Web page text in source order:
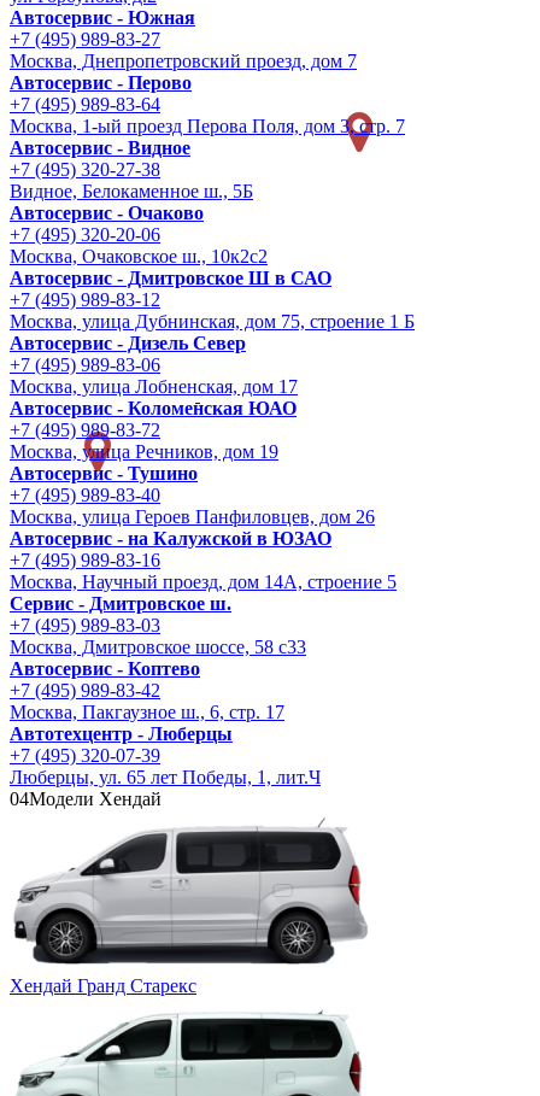
Автосервис - Южная
+7 (495) 989-83-27
Москва, Днепропетровский проезд, дом 7
Автосервис - Перово
+7 (495) 989-83-64
Москва, 1-ый проезд Перова Поля, дом 3, стр. 7
Автосервис - Видное
+7 (495) 320-27-38
Видное, Белокаменное ш., 5Б
Автосервис - Очаково
+7 (495) 320-20-06
Москва, Очаковское ш., 10к2с2
Автосервис - Дмитровское Ш в САО
+7 (495) 989-83-12
Москва, улица Дубнинская, дом 75, строение 1 Б
Автосервис - Дизель Север
+7 (495) 989-83-06
Москва, улица Лобненская, дом 17
Автосервис - Коломенская ЮАО
+7 (495) 989-83-72
Москва, улица Речников, дом 19
Автосервис - Тушино
+7 (495) 989-83-40
Москва, улица Героев Панфиловцев, дом 26
Автосервис - на Калужской в ЮЗАО
+7 (495) 989-83-16
Москва, Научный проезд, дом 14А, строение 5
Сервис - Дмитровское ш.
+7 (495) 989-83-03
Москва, Дмитровское шоссе, 58 с33
Автосервис - Коптево
+7 (495) 989-83-42
Москва, Пакгаузное ш., 6, стр. 17
Автотехцентр - Люберцы
+7 (495) 320-07-39
Люберцы, ул. 65 лет Победы, 1, лит.Ч
04Модели Хендай
Хендай Гранд Старекс